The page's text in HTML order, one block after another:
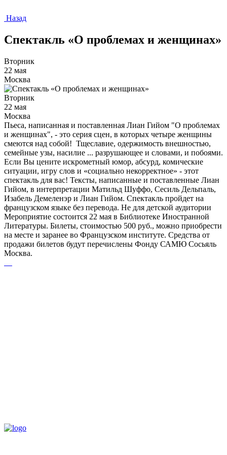
Назад
Спектакль «О проблемах и женщинах»
Вторник
22 мая
Москва
Вторник
22 мая
Москва
Пьеса, написанная и поставленная Лиан Гийом "О проблемах
и женщинах", - это серия сцен, в которых четыре женщины
смеются над собой! Тщеславие, одержимость внешностью,
семейные узы, насилие ... разрушающее и словами, и побоями.
Если Вы цените искрометный юмор, абсурд, комические
ситуации, игру слов и «социально некорректное» - этот
спектакль для вас! Тексты, написанные и поставленные Лиан
Гийом, в интерпретации Матильд Шуффо, Сесиль Дельпаль,
Изабель Демеленэр и Лиан Гийом. Спектакль пройдет на
французском языке без перевода. Не для детской аудитории
Мероприятие состоится 22 мая в Библиотеке Иностранной
Литературы. Билеты, стоимостью 500 руб., можно приобрести
на месте и заранее во Французском институте. Средства от
продажи билетов будут перечислены Фонду САМЮ Сосьяль
Москва.